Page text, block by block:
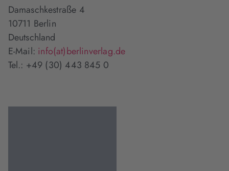
Damaschkestraße 4
10711 Berlin
Deutschland
E-Mail: info(at)berlinverlag.de
Tel.: +49 (30) 443 845 0